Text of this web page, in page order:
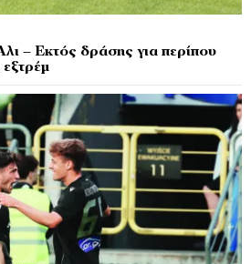
– Εκτός δράσης για περίπου